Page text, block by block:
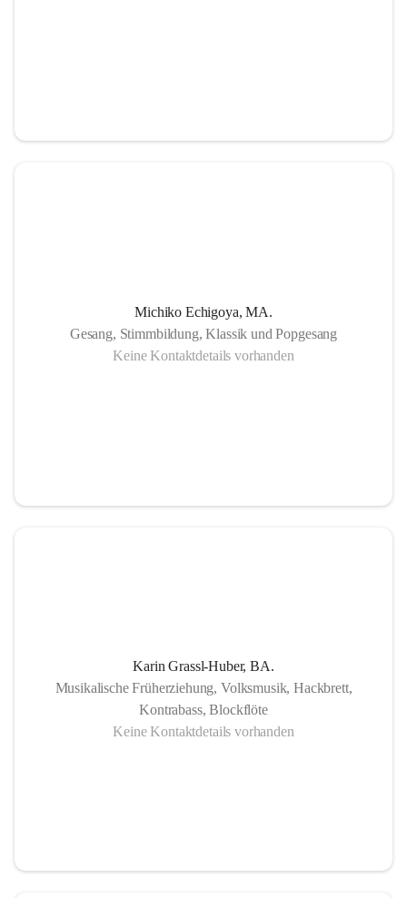
Michiko Echigoya, MA.
Gesang, Stimmbildung, Klassik und Popgesang
Keine Kontaktdetails vorhanden
Karin Grassl-Huber, BA.
Musikalische Früherziehung, Volksmusik, Hackbrett,
Kontrabass, Blockflöte
Keine Kontaktdetails vorhanden